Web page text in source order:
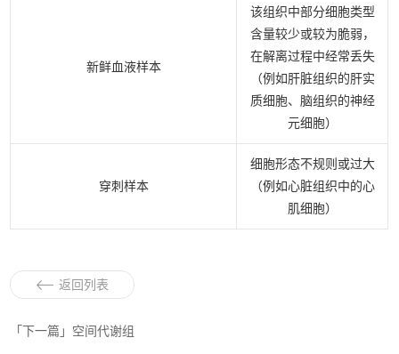
新鲜血液样本
该组织中部分细胞类型
含量较少或较为脆弱，
在解离过程中经常丢失
（例如肝脏组织的肝实
质细胞、脑组织的神经
元细胞）
穿刺样本
细胞形态不规则或过大
（例如心脏组织中的心
肌细胞）
返回列表
「下一篇」空间代谢组